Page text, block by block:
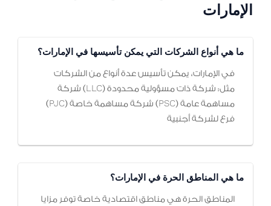
الإمارات
ما هي أنواع الشركات التي يمكن تأسيسها في الإمارات؟
في الإمارات، يمكن تأسيس عدة أنواع من الشركات
مثل: شركة ذات مسؤولية محدودة (LLC) شركة
مساهمة عامة (PSC) شركة مساهمة خاصة (PJC)
فرع لشركة أجنبية
ما هي المناطق الحرة في الإمارات؟
المناطق الحرة هي مناطق اقتصادية خاصة توفر مزايا